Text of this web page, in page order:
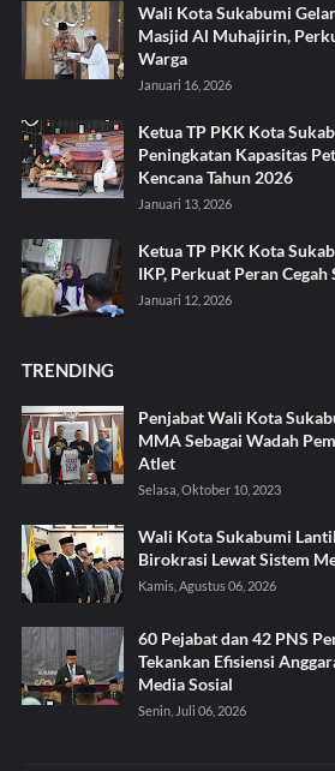
Wali Kota Sukabumi
Masjid Al Muhajirin,
Warga
Januari 16, 2026
Ketua TP PKK Kota
Peningkatan Kapasitas
Kencana Tahun 2026
Januari 13, 2026
Ketua TP PKK Kota
IKP, Perkuat Peran Cegah
Januari 12, 2026
TRENDING
Penjabat Wali Kota
MMA Sebagai Wadah
Atlet
Selasa, Oktober 10, 2023
Wali Kota Sukabumi
Birokrasi Lewat Sistem
Kamis, Agustus 06, 2026
60 Pejabat dan 42 PNS
Tekankan Efisiensi
Media Sosial
Senin, Juli 06, 2026